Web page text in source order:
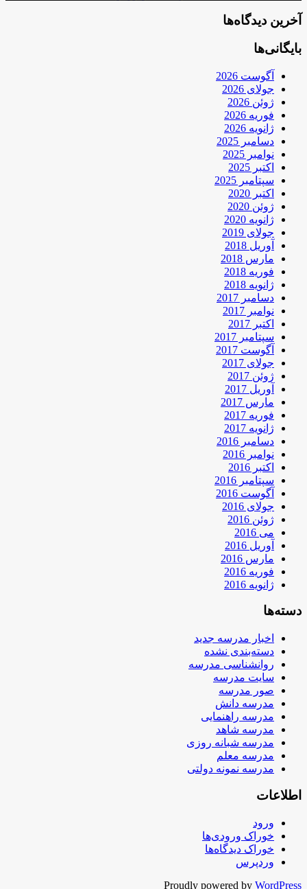
آخرین دیدگاه‌ها
بایگانی‌ها
آگوست 2026
جولای 2026
ژوئن 2026
فوریه 2026
ژانویه 2026
دسامبر 2025
نوامبر 2025
اکتبر 2025
سپتامبر 2025
اکتبر 2020
ژوئن 2020
ژانویه 2020
جولای 2019
آوریل 2018
مارس 2018
فوریه 2018
ژانویه 2018
دسامبر 2017
نوامبر 2017
اکتبر 2017
سپتامبر 2017
آگوست 2017
جولای 2017
ژوئن 2017
آوریل 2017
مارس 2017
فوریه 2017
ژانویه 2017
دسامبر 2016
نوامبر 2016
اکتبر 2016
سپتامبر 2016
آگوست 2016
جولای 2016
ژوئن 2016
می 2016
آوریل 2016
مارس 2016
فوریه 2016
ژانویه 2016
دسته‌ها
اخبار مدرسه جدید
دسته‌بندی نشده
روانشناسی مدرسه
سایت مدرسه
صور مدرسه
مدرسه دانش
مدرسه راهنمایی
مدرسه شاهد
مدرسه شبانه روزی
مدرسه معلم
مدرسه نمونه دولتی
اطلاعات
ورود
خوراک ورودی‌ها
خوراک دیدگاه‌ها
وردپرس
Proudly powered by WordPress